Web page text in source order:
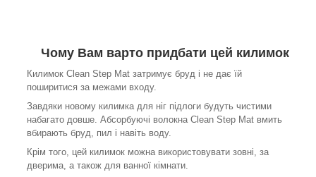
Чому Вам варто придбати цей килимок
Килимок Clean Step Mat затримує бруд і не дає їй
поширитися за межами входу.
Завдяки новому килимка для ніг підлоги будуть чистими
набагато довше. Абсорбуючі волокна Clean Step Mat вмить
вбирають бруд, пил і навіть воду.
Крім того, цей килимок можна використовувати зовні, за
дверима, а також для ванної кімнати.